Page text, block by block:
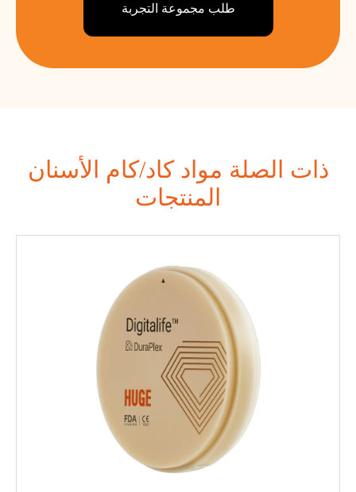
طلب مجموعة التجربة
ذات الصلة مواد كاد/كام الأسنان
المنتجات